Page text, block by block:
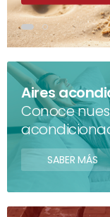
Aires
Conoce
SABER MÁS